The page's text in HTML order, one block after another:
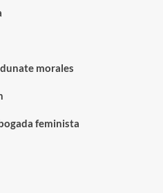
morales
feminista